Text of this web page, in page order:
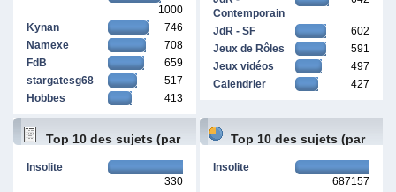
1000
Kynan
746
Namexe
708
FdB
659
stargatesg68
517
Hobbes
413
Contemporain
JdR - SF
602
Jeux de Rôles
591
Jeux vidéos
497
Calendrier
427
Top 10 des sujets (par
Insolite
330
Top 10 des sujets (par
Insolite
687157